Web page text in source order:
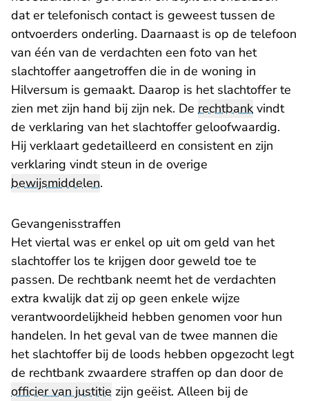
dat er telefonisch contact is geweest tussen de
ontvoerders onderling. Daarnaast is op de telefoon
van één van de verdachten een foto van het
slachtoffer aangetroffen die in de woning in
Hilversum is gemaakt. Daarop is het slachtoffer te
zien met zijn hand bij zijn nek. De rechtbank vindt
de verklaring van het slachtoffer geloofwaardig.
Hij verklaart gedetailleerd en consistent en zijn
verklaring vindt steun in de overige
bewijsmiddelen.
Gevangenisstraffen
Het viertal was er enkel op uit om geld van het
slachtoffer los te krijgen door geweld toe te
passen. De rechtbank neemt het de verdachten
extra kwalijk dat zij op geen enkele wijze
verantwoordelijkheid hebben genomen voor hun
handelen. In het geval van de twee mannen die
het slachtoffer bij de loods hebben opgezocht legt
de rechtbank zwaardere straffen op dan door de
officier van justitie zijn geëist. Alleen bij de